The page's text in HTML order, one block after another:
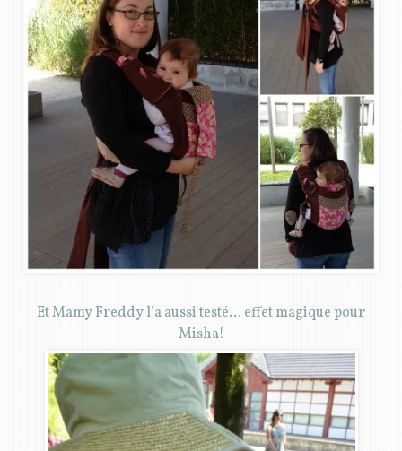
Et Mamy Freddy l’a aussi testé… effet magique pour
Misha!